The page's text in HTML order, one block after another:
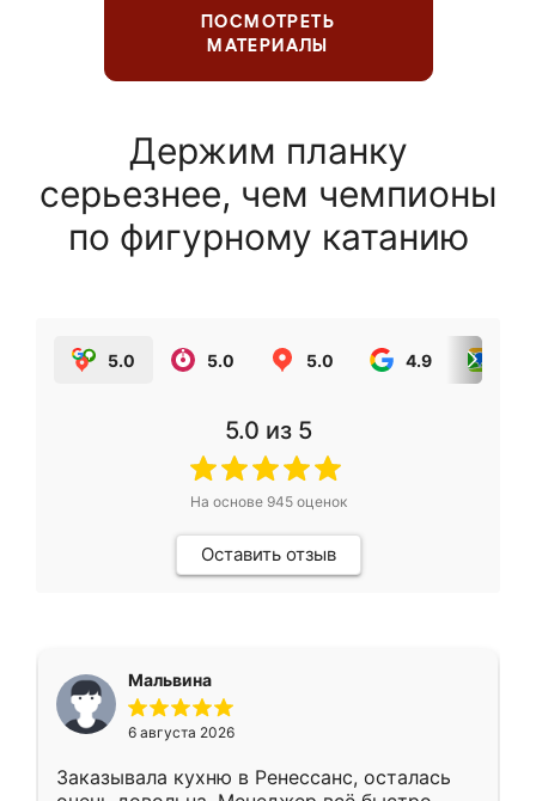
ПОСМОТРЕТЬ
МАТЕРИАЛЫ
Держим планку
серьезнее, чем чемпионы
по фигурному катанию
5.0 5.0 5.0 4.9
5.0 из 5
На основе 945оценок
Оставить отзыв
Мальвина
6 августа 2026
Заказывала кухню в Ренессанс, осталась